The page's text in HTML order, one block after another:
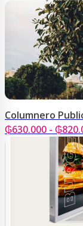
Columnero
₲630.000 - ₲